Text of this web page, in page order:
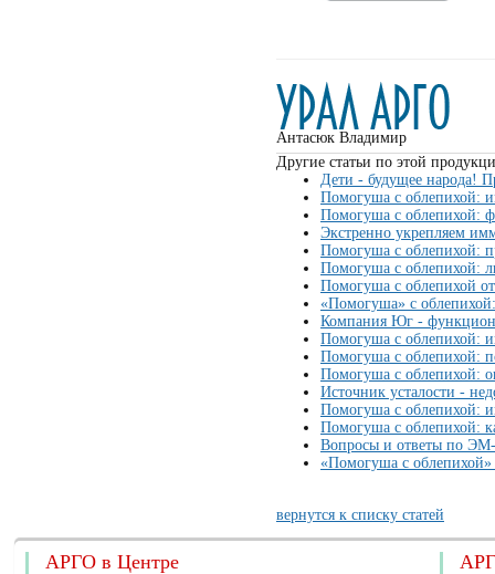
Антасюк Владимир
Другие статьи по этой
Дети - будущее народа!
Помогуша с облепихой:
Помогуша с облепихой:
Экстренно укрепляем
Помогуша с облепихой:
Помогуша с облепихой:
Помогуша с облепихой
«Помогуша» с
Компания Юг -
Помогуша с облепихой:
Помогуша с облепихой:
Помогуша с облепихой:
Источник усталости -
Помогуша с облепихой:
Помогуша с облепихой:
Вопросы и ответы по ЭМ-
«Помогуша с облепихой»
вернутся к списку статей
АРГО в Центре